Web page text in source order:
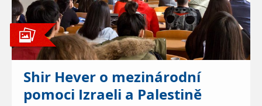
Shir Hever o mezinárodní
pomoci Izraeli a Palestině